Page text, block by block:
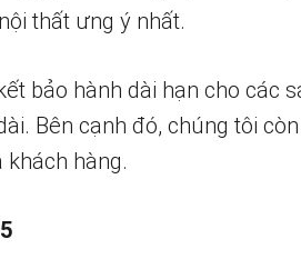
thất ưng ý nhất.
bảo hành dài hạn cho các
Bên cạnh đó, chúng tôi
hàng.